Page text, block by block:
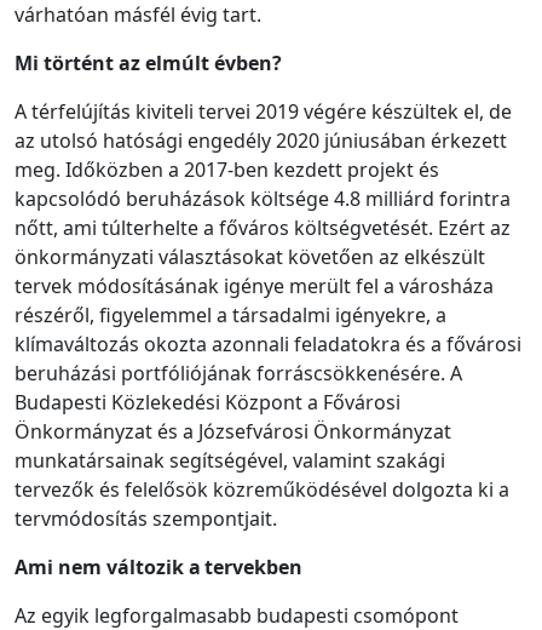
várhatóan másfél évig tart.
Mi történt az elmúlt évben?
A térfelújítás kiviteli tervei 2019 végére készültek el, de
az utolsó hatósági engedély 2020 júniusában érkezett
meg. Időközben a 2017-ben kezdett projekt és
kapcsolódó beruházások költsége 4.8 milliárd forintra
nőtt, ami túlterhelte a főváros költségvetését. Ezért az
önkormányzati választásokat követően az elkészült
tervek módosításának igénye merült fel a városháza
részéről, figyelemmel a társadalmi igényekre, a
klímaváltozás okozta azonnali feladatokra és a fővárosi
beruházási portfóliójának forráscsökkenésére. A
Budapesti Közlekedési Központ a Fővárosi
Önkormányzat és a Józsefvárosi Önkormányzat
munkatársainak segítségével, valamint szakági
tervezők és felelősök közreműködésével dolgozta ki a
tervmódosítás szempontjait.
Ami nem változik a tervekben
Az egyik legforgalmasabb budapesti csomópont